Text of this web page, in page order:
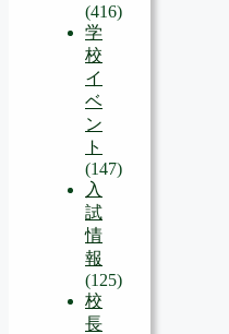
(416)
学
校
イ
ベ
ン
ト
(147)
入
試
情
報
(125)
校
長